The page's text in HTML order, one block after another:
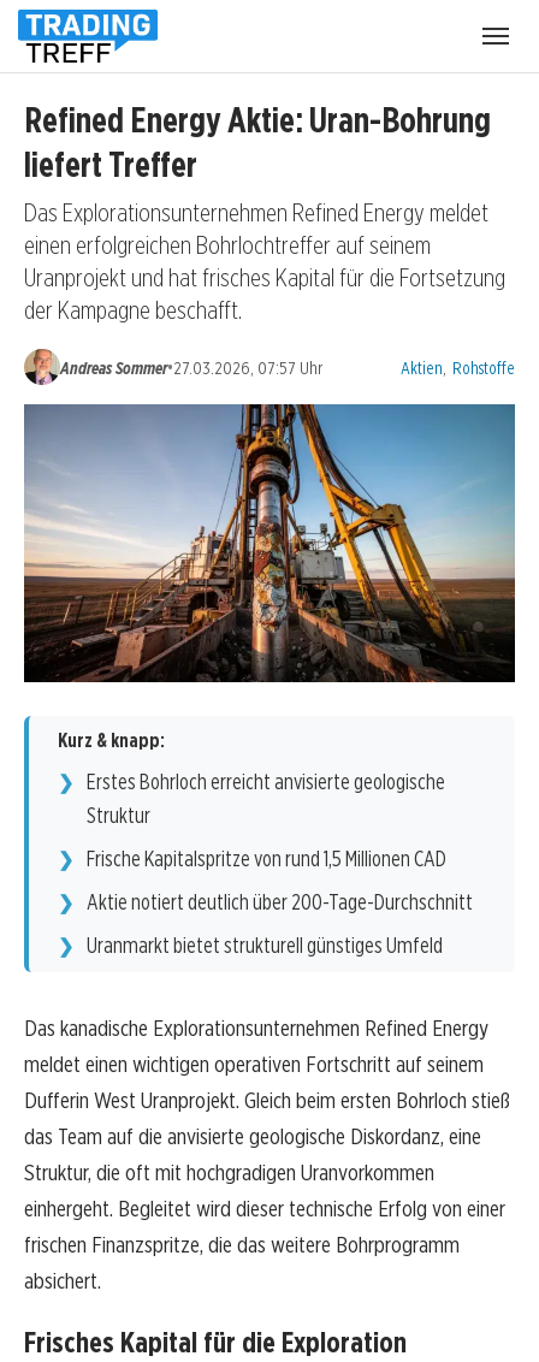
Refined Energy Aktie: Uran-Bohrung
liefert Treffer
Das Explorationsunternehmen Refined Energy meldet
einen erfolgreichen Bohrlochtreffer auf seinem
Uranprojekt und hat frisches Kapital für die Fortsetzung
der Kampagne beschafft.
Andreas Sommer•27.03.2026, 07:57 Uhr Kategorien:
Aktien Rohstoffe
Kurz & knapp:
Erstes Bohrloch erreicht anvisierte geologische
Struktur
Frische Kapitalspritze von rund 1,5 Millionen CAD
Aktie notiert deutlich über 200-Tage-Durchschnitt
Uranmarkt bietet strukturell günstiges Umfeld
Das kanadische Explorationsunternehmen Refined Energy
meldet einen wichtigen operativen Fortschritt auf seinem
Dufferin West Uranprojekt. Gleich beim ersten Bohrloch stieß
das Team auf die anvisierte geologische Diskordanz, eine
Struktur, die oft mit hochgradigen Uranvorkommen
einhergeht. Begleitet wird dieser technische Erfolg von einer
frischen Finanzspritze, die das weitere Bohrprogramm
absichert.
Frisches Kapital für die Exploration